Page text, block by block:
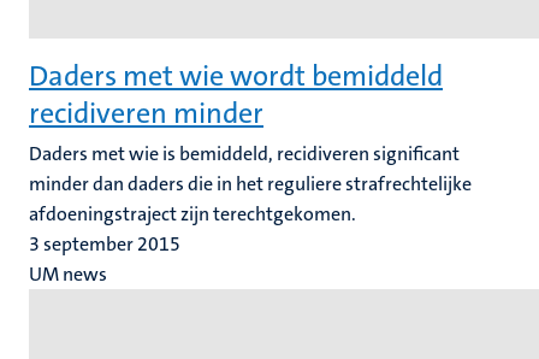
Daders met wie wordt bemiddeld
recidiveren minder
Daders met wie is bemiddeld, recidiveren significant
minder dan daders die in het reguliere strafrechtelijke
afdoeningstraject zijn terechtgekomen.
3 september 2015
UM news